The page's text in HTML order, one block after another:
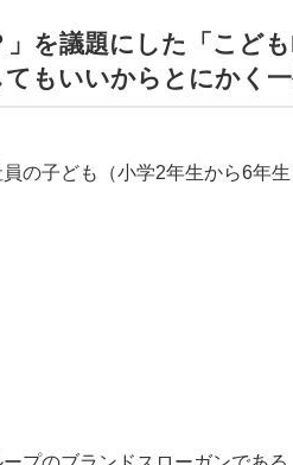
」を議題にした「こど
もいいからとにかく一
の子ども（小学2年生から6年